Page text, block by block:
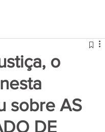
o
sobre AS
DE